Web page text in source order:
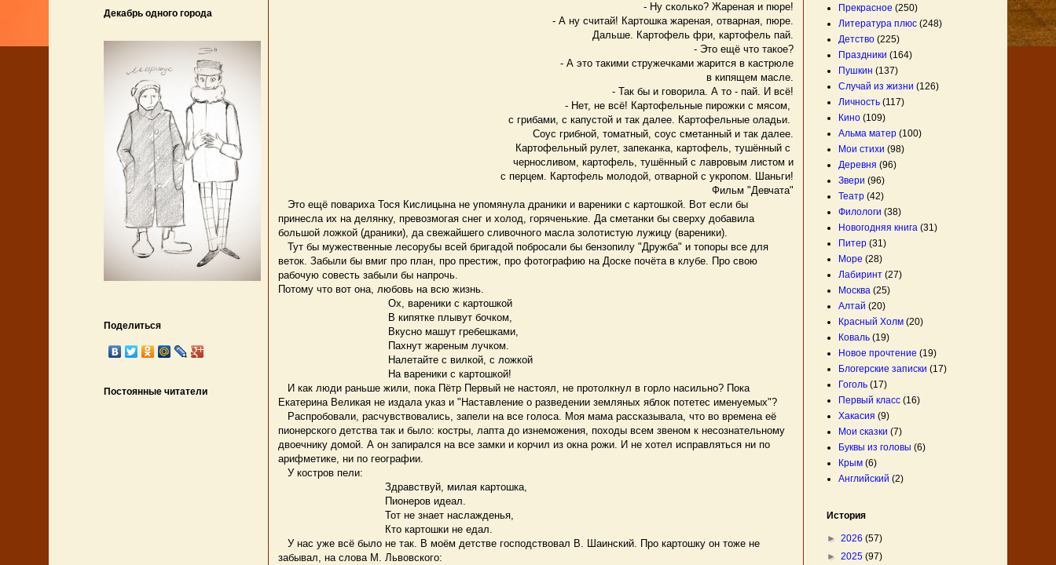
- Ну сколько? Жареная и пюре!
- А ну считай! Картошка жареная, отварная, пюре.
Дальше. Картофель фри, картофель пай.
- Это ещё что такое?
- А это такими стружечками жарится в кастрюле
в кипящем масле.
- Так бы и говорила. А то - пай. И всё!
- Нет, не всё! Картофельные пирожки с мясом,
с грибами, с капустой и так далее. Картофельные оладьи.
Соус грибной, томатный, соус сметанный и так далее.
Картофельный рулет, запеканка, картофель, тушённый с
черносливом, картофель, тушённый с лавровым листом и
с перцем. Картофель молодой, отварной с укропом. Шаньги!
Фильм "Девчата"
Это ещё повариха Тося Кислицына не упомянула драники и вареники с картошкой. Вот если бы
принесла их на делянку, превозмогая снег и холод, горяченькие. Да сметанки бы сверху добавила
большой ложкой (драники), да свежайшего сливочного масла золотистую лужицу (вареники).
Тут бы мужественные лесорубы всей бригадой побросали бы бензопилу "Дружба" и топоры все для
веток. Забыли бы вмиг про план, про престиж, про фотографию на Доске почёта в клубе. Про свою
рабочую совесть забыли бы напрочь.
Потому что вот она, любовь на всю жизнь.
Ох, вареники с картошкой
В кипятке плывут бочком,
Вкусно машут гребешками,
Пахнут жареным лучком.
Налетайте с вилкой, с ложкой
На вареники с картошкой!
И как люди раньше жили, пока Пётр Первый не настоял, не протолкнул в горло насильно? Пока
Екатерина Великая не издала указ и "Наставление о разведении земляных яблок потетес именуемых"?
Распробовали, расчувствовались, запели на все голоса. Моя мама рассказывала, что во времена её
пионерского детства так и было: костры, лапта до изнеможения, походы всем звеном к несознательному
двоечнику домой. А он запирался на все замки и корчил из окна рожи. И не хотел исправляться ни по
арифметике, ни по географии.
У костров пели:
Здравствуй, милая картошка,
Пионеров идеал.
Тот не знает наслажденья,
Кто картошки не едал.
У нас уже всё было не так. В моём детстве господствовал В. Шаинский. Про картошку он тоже не
забывал, на слова М. Львовского:
Декабрь одного города
Поделиться
Постоянные читатели
Прекрасное (250)
Литература плюс (248)
Детство (225)
Праздники (164)
Пушкин (137)
Случай из жизни (126)
Личность (117)
Кино (109)
Альма матер (100)
Мои стихи (98)
Деревня (96)
Звери (96)
Театр (42)
Филологи (38)
Новогодняя книга (31)
Питер (31)
Море (28)
Лабиринт (27)
Москва (25)
Алтай (20)
Красный Холм (20)
Коваль (19)
Новое прочтение (19)
Блогерские записки (17)
Гоголь (17)
Первый класс (16)
Хакасия (9)
Мои сказки (7)
Буквы из головы (6)
Крым (6)
Английский (2)
История
► 2026 (57)
► 2025 (97)